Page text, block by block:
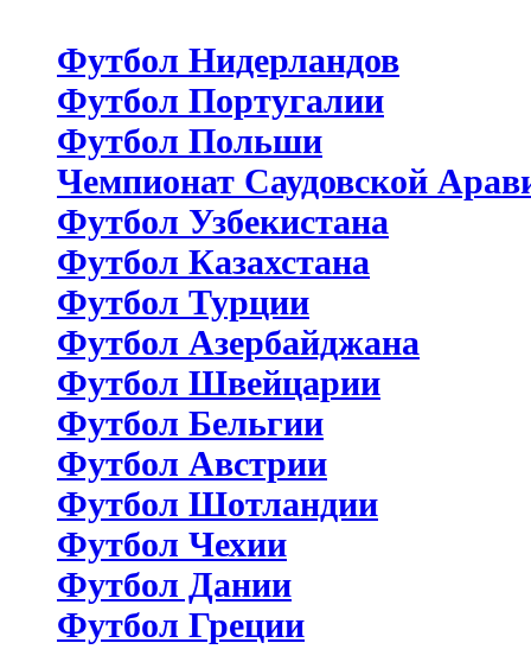
Футбол Нидерландов
Футбол Португалии
Футбол Польши
Чемпионат Саудовской
Футбол Узбекистана
Футбол Казахстана
Футбол Турции
Футбол Азербайджана
Футбол Швейцарии
Футбол Бельгии
Футбол Австрии
Футбол Шотландии
Футбол Чехии
Футбол Дании
Футбол Греции